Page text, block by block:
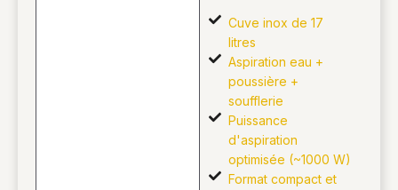
Cuve inox de 17
litres
Aspiration eau +
poussière +
soufflerie
Puissance
d'aspiration
optimisée (~1000 W)
Format compact et